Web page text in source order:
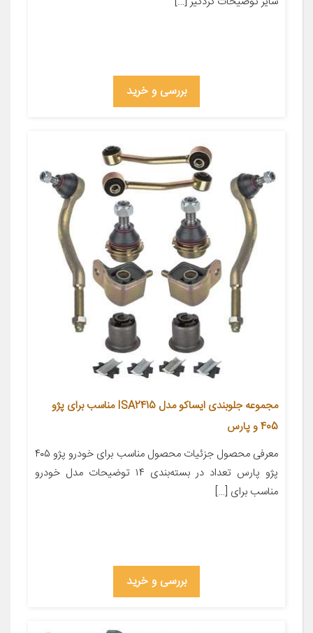
بررسی و خرید
مجموعه جلوبندی ایساکو مدل ISA2415 مناسب برای پژو
405 و پارس
معرفی محصول جزئیات محصول مناسب برای خودرو پژو ۴۰۵
پژو پارس تعداد در بسته‌بندی ۱۴ توضیحات مدل خودرو
مناسب برای […]
بررسی و خرید